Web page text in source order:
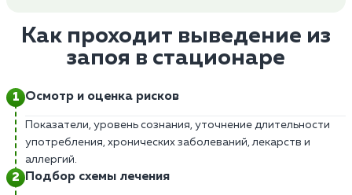
Как проходит выведение из
запоя в стационаре
Осмотр и оценка рисков
Показатели, уровень сознания, уточнение длительности
употребления, хронических заболеваний, лекарств и
аллергий.
Подбор схемы лечения